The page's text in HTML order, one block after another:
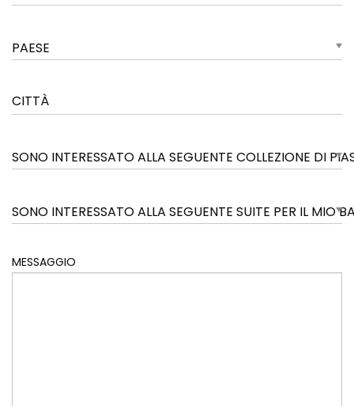
PAESE
SONO INTERESSATO ALLA SEGUENTE COLLEZIONE DI
SONO INTERESSATO ALLA SEGUENTE SUITE PER IL MIO
MESSAGGIO